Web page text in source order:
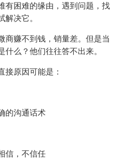
困难的缘由，遇到问题，找
解决它。
赚不到钱，销量差。但是当
么？他们往往答不出来。
原因可能是：
沟通话术
，不信任